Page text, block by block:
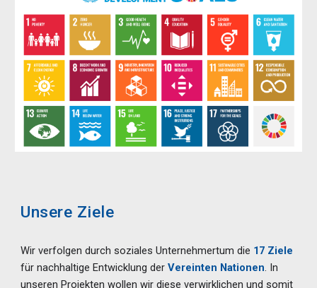
Unsere Ziele
Wir verfolgen durch soziales Unternehmertum die 17 Ziele
für nachhaltige Entwicklung derVereinten Nationen. In
unseren Projekten wollen wir diese verwirklichen und somit